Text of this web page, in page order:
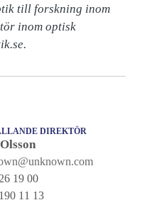
till forskning inom
inom optisk
DIREKTÖR
19 00
11 13